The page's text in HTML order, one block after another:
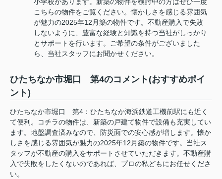
小学校があります。新築の物件を検討中の方はぜひ一度
こちらの物件をご覧ください。懐かしさを感じる雰囲気
が魅力の2025年12月築の物件です。不動産購入で失敗
しないように、豊富な経験と知識を持つ当社がしっかり
とサポートを行います。ご希望の条件がございました
ら、当社スタッフにお聞かせください。
ひたちなか市堀口 第4のコメント(おすすめポイ
ント)
ひたちなか市堀口 第4：ひたちなか海浜鉄道工機前駅にも近く
て便利。コチラの物件は、新築の戸建て物件で設備も充実してい
ます。地盤調査済みなので、防災面での安心感が増します。懐か
しさを感じる雰囲気が魅力の2025年12月築の物件です。当社ス
タッフが不動産の購入をサポートさせていただきます。不動産購
入で失敗をしたくないのであれば、プロの私どもにお任せくださ
い。